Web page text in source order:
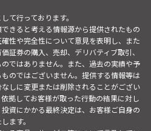
て行っております。
きると考える情報源から提供されたもの
性や完全性について意見を表明し、また
証券の購入、売却、デリバティブ取引、
ではありません。また、過去の実績や予
のではございません。提供する情報等は
しに変更または削除されることがござい
拠してお客様が取った行動の結果に対し
資にかかる最終決定は、お客様ご自身の
ます。